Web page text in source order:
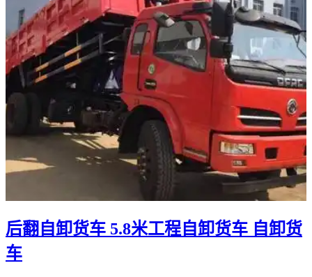
后翻自卸货车 5.8米工程自卸货车 自卸货
车